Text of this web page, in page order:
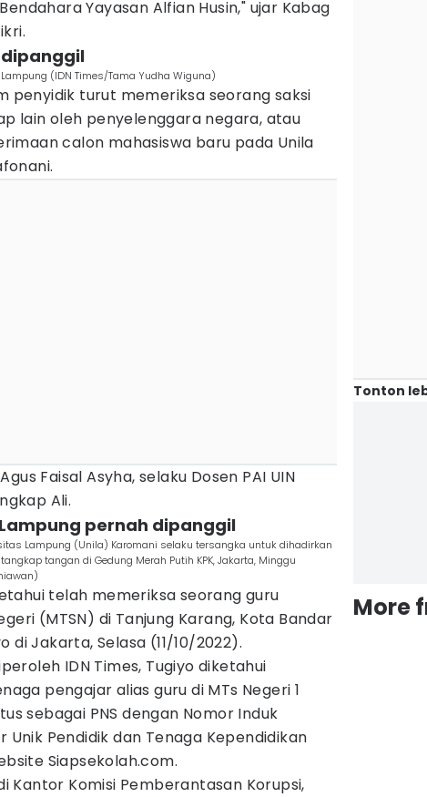
Yayasan Alfian Husin," ujar Kabag
dipanggil
(IDN Times/Tama Yudha Wiguna)
penyidik turut memeriksa seorang saksi
lain oleh penyelenggara negara, atau
calon mahasiswa baru pada Unila
Faisal Asyha, selaku Dosen PAI UIN
Ali.
Lampung pernah dipanggil
Lampung (Unila) Karomani selaku tersangka untuk dihadirkan
tangan di Gedung Merah Putih KPK, Jakarta, Minggu
telah memeriksa seorang guru
(MTSN) di Tanjung Karang, Kota Bandar
di Jakarta, Selasa (11/10/2022).
IDN Times, Tugiyo diketahui
pengajar alias guru di MTs Negeri 1
sebagai PNS dengan Nomor Induk
Unik Pendidik dan Tenaga Kependidikan
Siapsekolah.com.
Kantor Komisi Pemberantasan Korupsi,
Tonton
More